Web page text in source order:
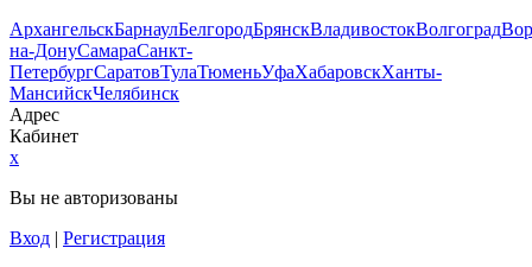
АрхангельскБарнаулБелгородБрянскВладивостокВолгоград
на-ДонуСамараСанкт-
ПетербургСаратовТулаТюменьУфаХабаровскХанты-
МансийскЧелябинск
Адрес
Кабинет
x
Вы не авторизованы
Вход | Регистрация